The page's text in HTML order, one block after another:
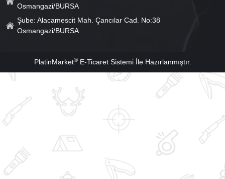
Osmangazi/BURSA
Şube: Alacamescit Mah. Çancılar Cad. No:38
Osmangazi/BURSA
PlatinMarket®E-Ticaret Sistemiİle Hazırlanmıştır.